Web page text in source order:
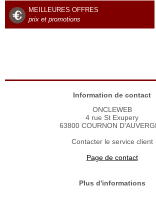
MEILLEURES OFFRES
prix et promotions
Information de contact
ONCLEWEB
4 rue St Exupery
63800 COURNON
Contacter le service client
Page de contact
Plus d'informations